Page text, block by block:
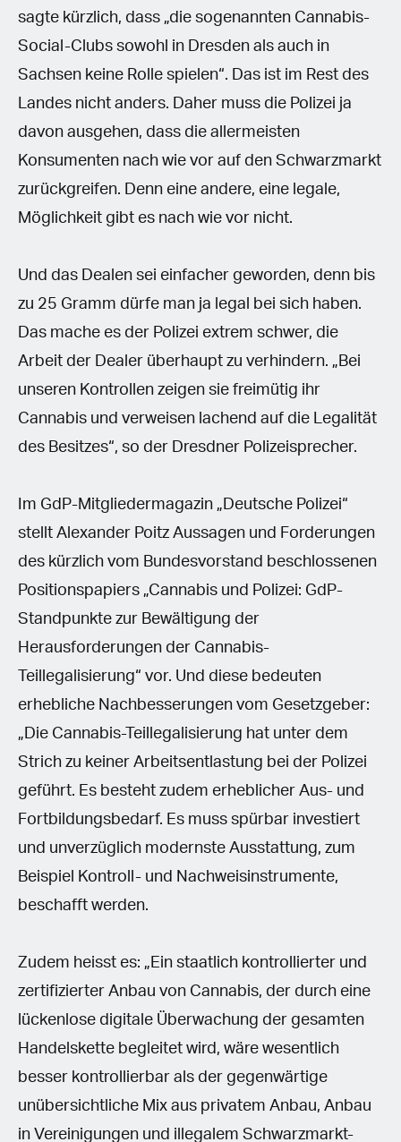
sagte kürzlich, dass „die sogenannten Cannabis-
Social-Clubs sowohl in Dresden als auch in
Sachsen keine Rolle spielen“. Das ist im Rest des
Landes nicht anders. Daher muss die Polizei ja
davon ausgehen, dass die allermeisten
Konsumenten nach wie vor auf den Schwarzmarkt
zurückgreifen. Denn eine andere, eine legale,
Möglichkeit gibt es nach wie vor nicht.
Und das Dealen sei einfacher geworden, denn bis
zu 25 Gramm dürfe man ja legal bei sich haben.
Das mache es der Polizei extrem schwer, die
Arbeit der Dealer überhaupt zu verhindern. „Bei
unseren Kontrollen zeigen sie freimütig ihr
Cannabis und verweisen lachend auf die Legalität
des Besitzes“, so der Dresdner Polizeisprecher.
Im GdP-Mitgliedermagazin „Deutsche Polizei“
stellt Alexander Poitz Aussagen und Forderungen
des kürzlich vom Bundesvorstand beschlossenen
Positionspapiers „Cannabis und Polizei: GdP-
Standpunkte zur Bewältigung der
Herausforderungen der Cannabis-
Teillegalisierung“ vor. Und diese bedeuten
erhebliche Nachbesserungen vom Gesetzgeber:
„Die Cannabis-Teillegalisierung hat unter dem
Strich zu keiner Arbeitsentlastung bei der Polizei
geführt. Es besteht zudem erheblicher Aus- und
Fortbildungsbedarf. Es muss spürbar investiert
und unverzüglich modernste Ausstattung, zum
Beispiel Kontroll- und Nachweisinstrumente,
beschafft werden.
Zudem heisst es: „Ein staatlich kontrollierter und
zertifizierter Anbau von Cannabis, der durch eine
lückenlose digitale Überwachung der gesamten
Handelskette begleitet wird, wäre wesentlich
besser kontrollierbar als der gegenwärtige
unübersichtliche Mix aus privatem Anbau, Anbau
in Vereinigungen und illegalem Schwarzmarkt-